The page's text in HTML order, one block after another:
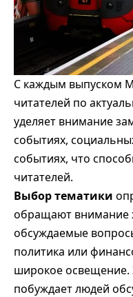
С каждым выпуском
читателей по
уделяет внимание
событиях,
событиях, что
читателей.
Выбор тематики
обращают внимание
обсуждаемые
политика или
широкое освещение.
побуждает людей